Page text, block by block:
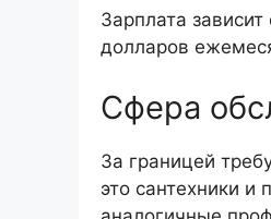
Зарплата
долларов
Сфера
За границей
это сантехники